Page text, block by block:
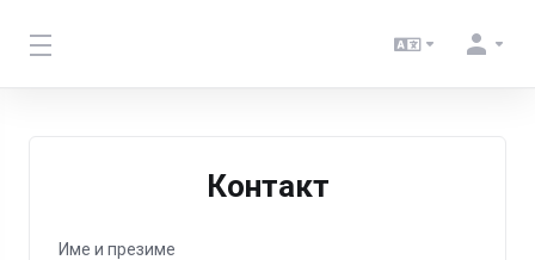
Контакт
Име и презиме